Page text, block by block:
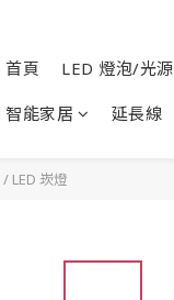
首頁 LED 燈泡/光源
智能家居 延長線
/ LED 崁燈